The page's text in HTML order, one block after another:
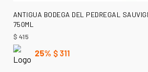
AÑADIR AL CARRITO
ANTIGUA BODEGA DEL PEDREGAL
750ML
$415
25% $ 311